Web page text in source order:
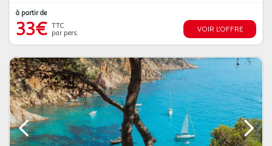
à partir de
33€ TTC
par pers.
VOIR L'OFFRE